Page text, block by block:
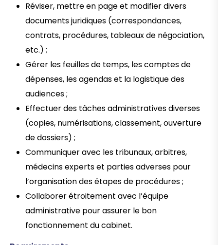
Réviser, mettre en page et modifier divers
documents juridiques (correspondances,
contrats, procédures, tableaux de négociation,
etc.) ;
Gérer les feuilles de temps, les comptes de
dépenses, les agendas et la logistique des
audiences ;
Effectuer des tâches administratives diverses
(copies, numérisations, classement, ouverture
de dossiers) ;
Communiquer avec les tribunaux, arbitres,
médecins experts et parties adverses pour
l’organisation des étapes de procédures ;
Collaborer étroitement avec l’équipe
administrative pour assurer le bon
fonctionnement du cabinet.